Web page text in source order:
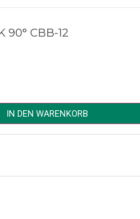
90° CBB-12
IN DEN WARENKORB